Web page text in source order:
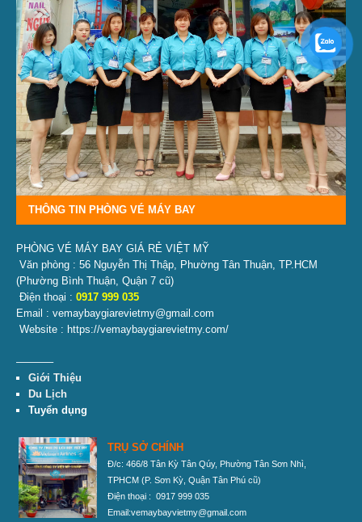
THÔNG TIN PHÒNG VÉ MÁY BAY
PHÒNG VÉ MÁY BAY GIÁ RẺ VIỆT MỸ
Văn phòng : 56 Nguyễn Thị Thập, Phường Tân Thuận, TP.HCM
(Phường Bình Thuận, Quận 7 cũ)
Điện thoại : 0917 999 035
Email : vemaybaygiarevietmy@gmail.com
Website : https://vemaybaygiarevietmy.com/
———–
Giới Thiệu
Du Lịch
Tuyển dụng
TRỤ SỞ CHÍNH
Đ/c: 466/8 Tân Kỳ Tân Qúy, Phường Tân Sơn Nhì,
TPHCM (P. Sơn Kỳ, Quận Tân Phú cũ)
Điện thoại : 0917 999 035
Email:vemaybayvietmy@gmail.com